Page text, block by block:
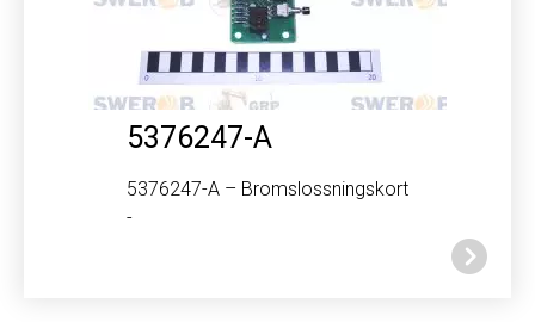
5376247-A
5376247-A – Bromslossningskort
-